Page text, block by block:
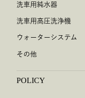
洗車用純水器
洗車用高圧洗浄機
ウォーターシステム
その他
POLICY